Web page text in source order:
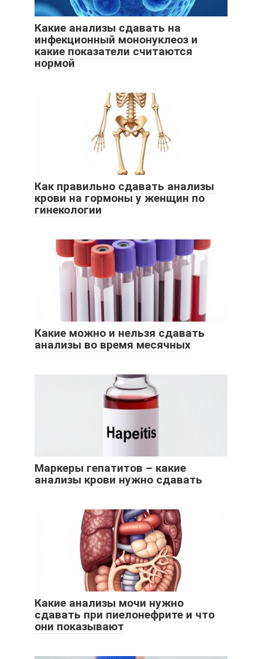
Какие анализы сдавать на
инфекционный мононуклеоз и
какие показатели считаются
нормой
Как правильно сдавать анализы
крови на гормоны у женщин по
гинекологии
Какие можно и нельзя сдавать
анализы во время месячных
Маркеры гепатитов – какие
анализы крови нужно сдавать
Какие анализы мочи нужно
сдавать при пиелонефрите и что
они показывают